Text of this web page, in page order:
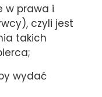
w prawa i
czyli jest
takich
wydać